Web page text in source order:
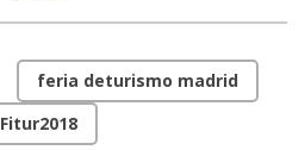
feria deturismo madrid
Fitur2018